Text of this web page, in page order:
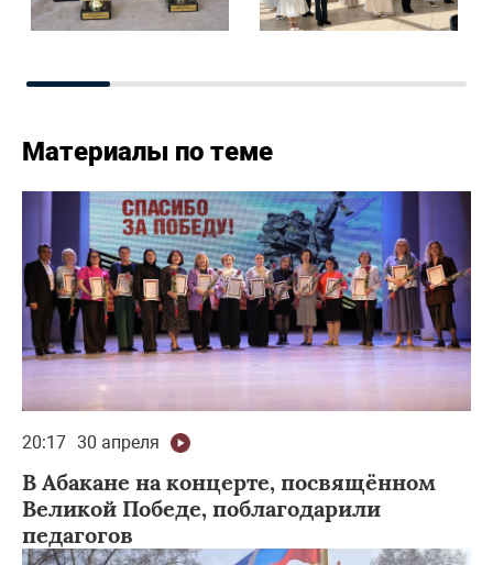
Материалы по теме
20:17 30 апреля
В Абакане на концерте, посвящённом
Великой Победе, поблагодарили
педагогов